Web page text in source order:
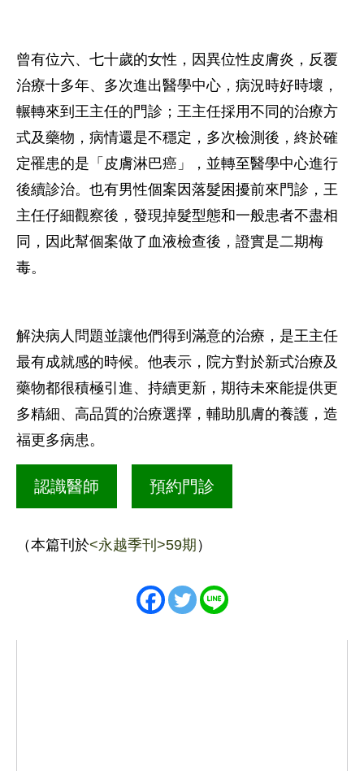
曾有位六、七十歲的女性，因異位性皮膚炎，反覆
治療十多年、多次進出醫學中心，病況時好時壞，
輾轉來到王主任的門診；王主任採用不同的治療方
式及藥物，病情還是不穩定，多次檢測後，終於確
定罹患的是「皮膚淋巴癌」，並轉至醫學中心進行
後續診治。也有男性個案因落髮困擾前來門診，王
主任仔細觀察後，發現掉髮型態和一般患者不盡相
同，因此幫個案做了血液檢查後，證實是二期梅
毒。
解決病人問題並讓他們得到滿意的治療，是王主任
最有成就感的時候。他表示，院方對於新式治療及
藥物都很積極引進、持續更新，期待未來能提供更
多精細、高品質的治療選擇，輔助肌膚的養護，造
福更多病患。
認識醫師 預約門診
（本篇刊於<永越季刊>59期 ）